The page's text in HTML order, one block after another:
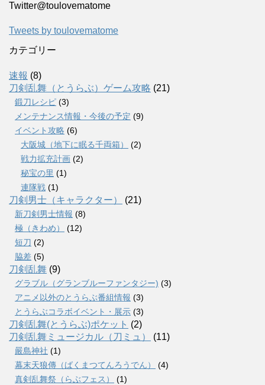
Twitter‎@toulovematome
Tweets by toulovematome
カテゴリー
速報 (8)
刀剣乱舞（とうらぶ）ゲーム攻略 (21)
鍛刀レシピ (3)
メンテナンス情報・今後の予定 (9)
イベント攻略 (6)
大阪城（地下に眠る千両箱）
(2)
戦力拡充計画 (2)
秘宝の里 (1)
連隊戦 (1)
刀剣男士（キャラクター） (21)
新刀剣男士情報 (8)
極（きわめ）
(12)
短刀 (2)
脇差 (5)
刀剣乱舞 (9)
グラブル（グランブルーファンタジー) (3)
アニメ以外のとうらぶ番組情報 (3)
とうらぶコラボイベント・展示 (3)
刀剣乱舞(とうらぶ)ポケット (2)
刀剣乱舞ミュージカル（刀ミュ）
(11)
嚴島神社 (1)
幕末天狼傳（ばくまつてんろうでん）
(4)
真剣乱舞祭（らぶフェス）
(1)